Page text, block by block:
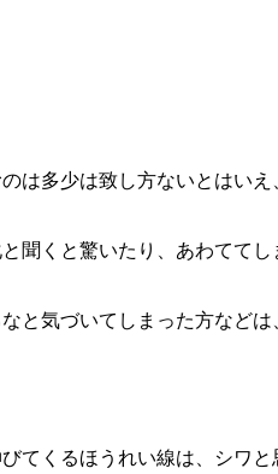
は多少は致し方ないとはい
聞くと驚いたり、あわてて
と気づいてしまった方など
くるほうれい線は、シワと